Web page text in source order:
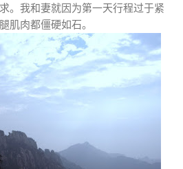
。我和妻就因为第一天行程过于紧
肌肉都僵硬如石。